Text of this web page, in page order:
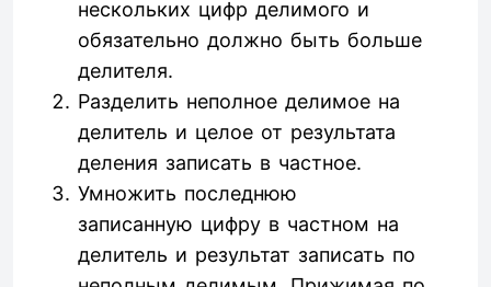
нескольких цифр делимого и
обязательно должно быть больше
делителя.
Разделить неполное делимое на
делитель и целое от результата
деления записать в частное.
Умножить последнюю
записанную цифру в частном на
делитель и результат записать по